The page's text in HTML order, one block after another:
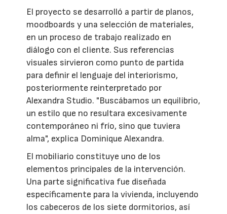
El proyecto se desarrolló a partir de planos,
moodboards y una selección de materiales,
en un proceso de trabajo realizado en
diálogo con el cliente. Sus referencias
visuales sirvieron como punto de partida
para definir el lenguaje del interiorismo,
posteriormente reinterpretado por
Alexandra Studio. "Buscábamos un equilibrio,
un estilo que no resultara excesivamente
contemporáneo ni frío, sino que tuviera
alma", explica Dominique Alexandra.
El mobiliario constituye uno de los
elementos principales de la intervención.
Una parte significativa fue diseñada
específicamente para la vivienda, incluyendo
los cabeceros de los siete dormitorios, así